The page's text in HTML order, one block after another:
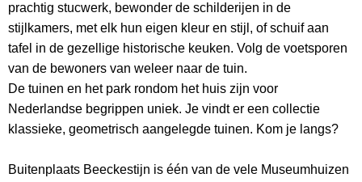
prachtig stucwerk, bewonder de schilderijen in de
stijlkamers, met elk hun eigen kleur en stijl, of schuif aan
tafel in de gezellige historische keuken. Volg de voetsporen
van de bewoners van weleer naar de tuin.
De tuinen en het park rondom het huis zijn voor
Nederlandse begrippen uniek. Je vindt er een collectie
klassieke, geometrisch aangelegde tuinen. Kom je langs?
Buitenplaats Beeckestijn is één van de vele Museumhuizen